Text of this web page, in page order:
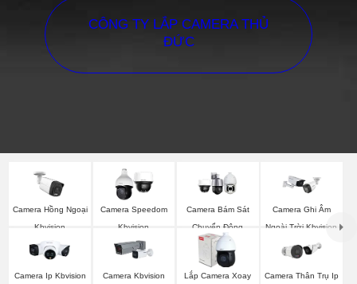
CÔNG TY LẮP CAMERA THỦ
ĐỨC
Camera Hồng Ngoại
Kbvision
Camera Speedom
Kbvision
Camera Bám Sát
Chuyển Động
Kbvision
Camera Ghi Âm
Ngoài Trời Kbvision
Camera Ip Kbvision
Camera Kbvision
Lắp Camera Xoay
Camera Thân Trụ Ip